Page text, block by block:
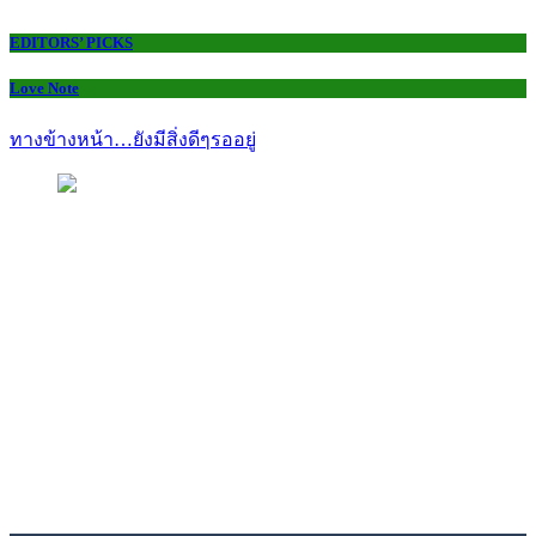
EDITORS’ PICKS
Love Note
ทางข้างหน้า…ยังมีสิ่งดีๆรออยู่